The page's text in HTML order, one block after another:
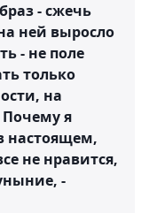
- сжечь
ней выросло
- не поле
только
на
я
настоящем,
не нравится,
-